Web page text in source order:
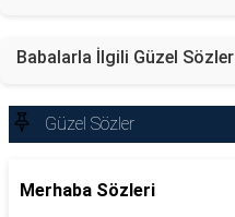
Babalarla İlgili Güzel Sözler
Güzel Sözler
Merhaba Sözleri